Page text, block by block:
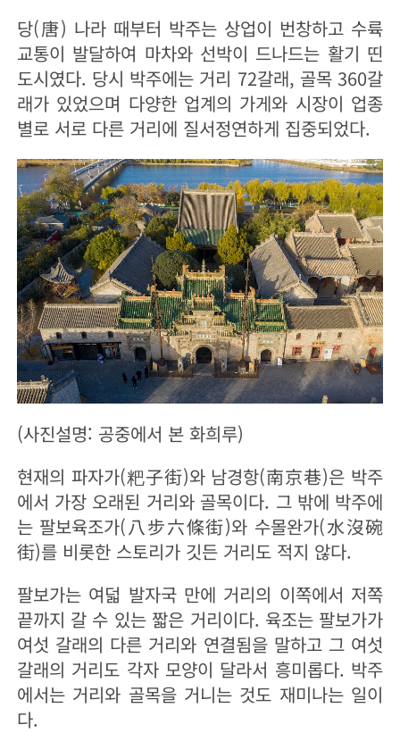
당(唐) 나라 때부터 박주는 상업이 번창하고 수륙
교통이 발달하여 마차와 선박이 드나드는 활기 띤
도시였다. 당시 박주에는 거리 72갈래, 골목 360갈
래가 있었으며 다양한 업계의 가게와 시장이 업종
별로 서로 다른 거리에 질서정연하게 집중되었다.
(사진설명: 공중에서 본 화희루)
현재의 파자가(粑子街)와 남경항(南京巷)은 박주
에서 가장 오래된 거리와 골목이다. 그 밖에 박주에
는 팔보육조가(八步六條街)와 수몰완가(水沒碗
街)를 비롯한 스토리가 깃든 거리도 적지 않다.
팔보가는 여덟 발자국 만에 거리의 이쪽에서 저쪽
끝까지 갈 수 있는 짧은 거리이다. 육조는 팔보가가
여섯 갈래의 다른 거리와 연결됨을 말하고 그 여섯
갈래의 거리도 각자 모양이 달라서 흥미롭다. 박주
에서는 거리와 골목을 거니는 것도 재미나는 일이
다.